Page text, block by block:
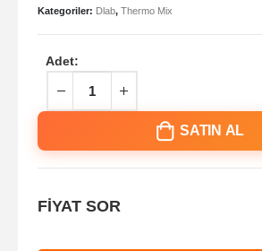
Kategoriler: Dlab, Thermo Mix
Adet:
SATIN AL
FİYAT SOR